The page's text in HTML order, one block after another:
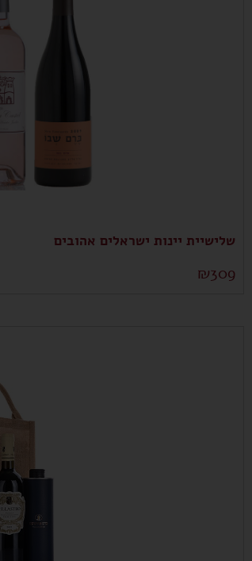
שלישיית יינות ישראלים אהובים
₪309